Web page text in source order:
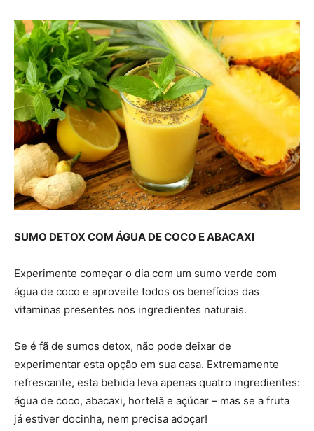
SUMO DETOX COM ÁGUA DE COCO E ABACAXI
Experimente começar o dia com um sumo verde com
água de coco e aproveite todos os benefícios das
vitaminas presentes nos ingredientes naturais.
Se é fã de sumos detox, não pode deixar de
experimentar esta opção em sua casa. Extremamente
refrescante, esta bebida leva apenas quatro ingredientes:
água de coco, abacaxi, hortelã e açúcar – mas se a fruta
já estiver docinha, nem precisa adoçar!